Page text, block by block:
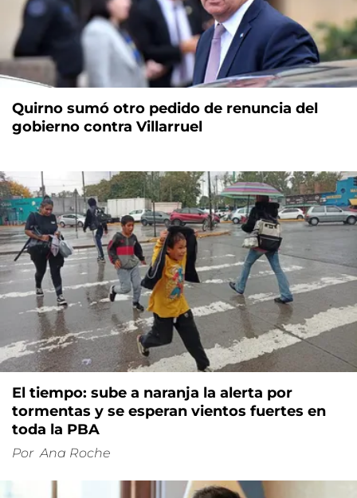
Quirno sumó otro pedido de renuncia del
gobierno contra Villarruel
El tiempo: sube a naranja la alerta por
tormentas y se esperan vientos fuertes en
toda la PBA
Por Ana Roche